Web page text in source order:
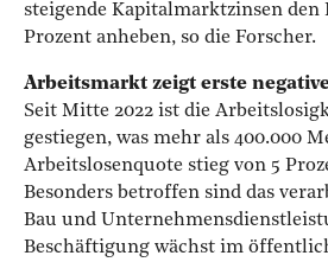
steigende Kapitalmarktzinsen den
Prozent anheben, so die Forscher.
Arbeitsmarkt zeigt erste
Seit Mitte 2022 ist die
gestiegen, was mehr als 400.000
Arbeitslosenquote stieg von 5
Besonders betroffen sind das
Bau und
Beschäftigung wächst im